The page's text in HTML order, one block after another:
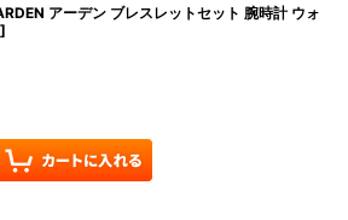
アーデン ブレスレットセット 腕時計 ウォ
]